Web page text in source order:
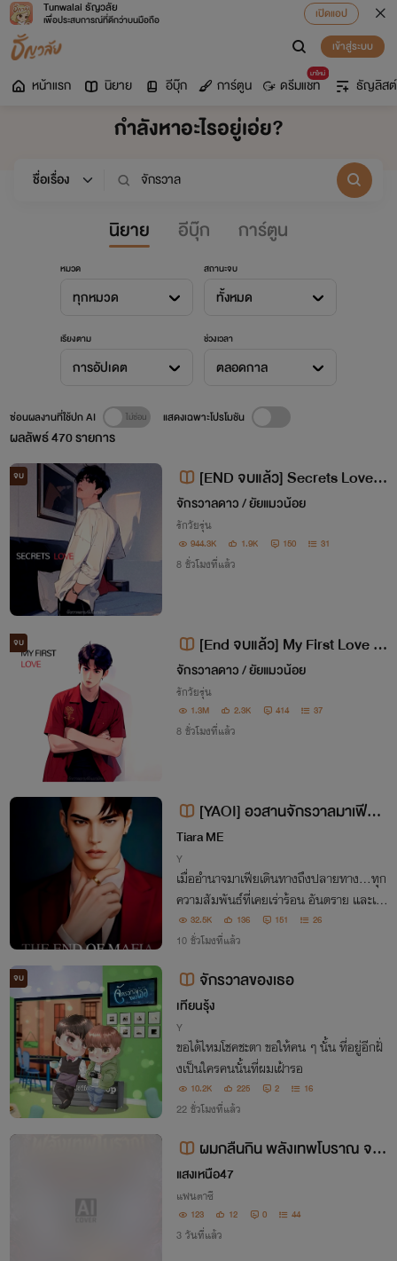
Tunwalai ธัญวลัย
เพื่อประสบการณ์ที่ดีกว่าบนมือถือ
เปิดแอป
เข้าสู่ระบบ
หน้าแรก นิยาย อีบุ๊ก การ์ตูน
มาใหม่
ดรีมแชท ธัญลิสต์
กำลังหาอะไรอยู่เอ่ย?
นิยาย อีบุ๊ก การ์ตูน
หมวด
ทุกหมวด
สถานะจบ
ทั้งหมด
เรียงตาม
การอัปเดต
ช่วงเวลา
ตลอดกาล
ผลลัพธ์470รายการ
ซ่อนผลงานที่ใช้ปก AI แสดงเฉพาะโปรโมชัน
จบ
[END จบแล้ว] Secrets Love รั
กลับๆ ฉบับหยุดเสือ 18+ [ Zero x S
ummer ]
จักรวาลดาว / ยัยแมวน้อย
รักวัยรุ่น
944.3K 1.9K 150 31
8 ชั่วโมงที่แล้ว
จบ
[End จบแล้ว] My First Love ฉั
นรักนายพี่ว้าก 18+ [ไปรท์ x ใบพลู]
จักรวาลดาว / ยัยแมวน้อย
รักวัยรุ่น
1.3M 2.3K 414 37
8 ชั่วโมงที่แล้ว
[YAOI] อวสานจักรวาลมาเฟีย T
he End Of Mafia
Tiara ME
Y
เมื่ออำนาจมาเฟียเดินทางถึงปลายทาง...ทุก
ความสัมพันธ์ที่เคยเร่าร้อน อันตราย และเต็
มไปด้วยบาดแผลกำลังต้องเผชิญความจริงที่
ว่า... ความรักไม่ใช่เกราะป้องกันและอำนาจไ
32.5K 136 151 26
10 ชั่วโมงที่แล้ว
จบ จักรวาลของเธอ
เทียนรุ้ง
Y
ขอได้ไหมโชคชะตา ขอให้คน ๆ นั้น ที่อยู่อีกฝั่
งเป็นใครคนนั้นที่ผมเฝ้ารอ
10.2K 225 2 16
22 ชั่วโมงที่แล้ว
ผมกลืนกิน พลังเทพโบราณ จนเ
หล่าเทพทั้งจักรวาล ต้องตามฆ่า
แสงเหนือ47
แฟนตาซี
123 12 0 44
3 วันที่แล้ว